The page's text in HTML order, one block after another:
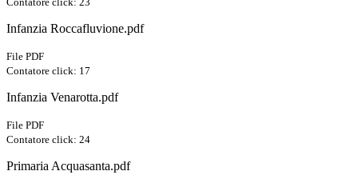
Infanzia Roccafluvione.pdf
File PDF
Contatore click: 17
Infanzia Venarotta.pdf
File PDF
Contatore click: 24
Primaria Acquasanta.pdf